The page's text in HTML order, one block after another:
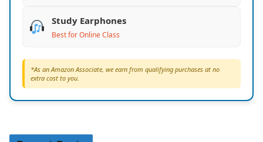
Study Earphones
Best for Online Class
*As an Amazon Associate, we earn from qualifying purchases at no
extra cost to you.